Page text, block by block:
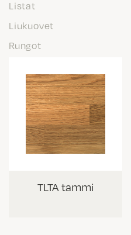
Listat
Liukuovet
Rungot
TLTA tammi